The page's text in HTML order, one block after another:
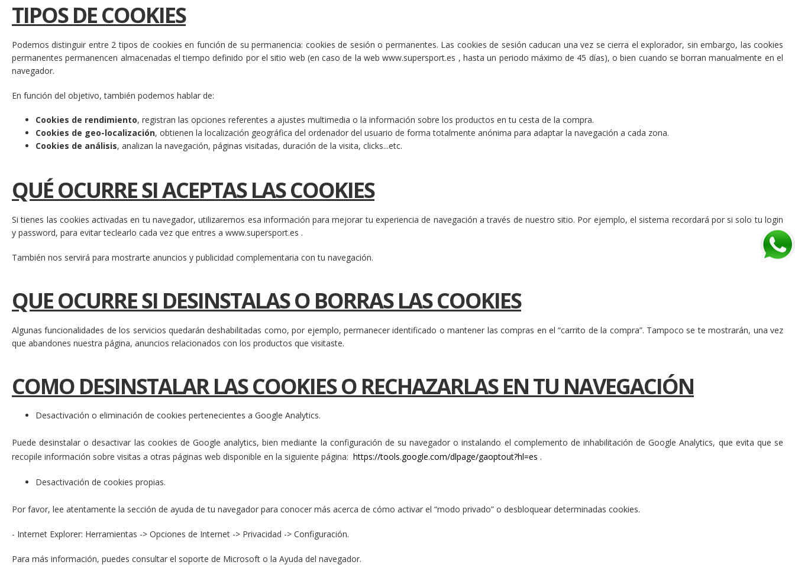
TIPOS DE COOKIES
Podemos distinguir entre 2 tipos de cookies en función de su permanencia: cookies de sesión o permanentes. Las cookies de sesión caducan una vez se cierra el explorador, sin embargo, las cookies
permanentes permanencen almacenadas el tiempo definido por el sitio web (en caso de la web www.supersport.es , hasta un periodo máximo de 45 días), o bien cuando se borran manualmente en el
navegador.
En función del objetivo, también podemos hablar de:
Cookies de rendimiento, registran las opciones referentes a ajustes multimedia o la información sobre los productos en tu cesta de la compra.
Cookies de geo-localización, obtienen la localización geográfica del ordenador del usuario de forma totalmente anónima para adaptar la navegación a cada zona.
Cookies de análisis, analizan la navegación, páginas visitadas, duración de la visita, clicks...etc.
QUÉ OCURRE SI ACEPTAS LAS COOKIES
Si tienes las cookies activadas en tu navegador, utilizaremos esa información para mejorar tu experiencia de navegación a través de nuestro sitio. Por ejemplo, el sistema recordará por si solo tu login
y password, para evitar teclearlo cada vez que entres a www.supersport.es .
También nos servirá para mostrarte anuncios y publicidad complementaria con tu navegación.
QUE OCURRE SI DESINSTALAS O BORRAS LAS COOKIES
Algunas funcionalidades de los servicios quedarán deshabilitadas como, por ejemplo, permanecer identificado o mantener las compras en el “carrito de la compra”. Tampoco se te mostrarán, una vez
que abandones nuestra página, anuncios relacionados con los productos que visitaste.
COMO DESINSTALAR LAS COOKIES O RECHAZARLAS EN TU NAVEGACIÓN
Desactivación o eliminación de cookies pertenecientes a Google Analytics.
Puede desinstalar o desactivar las cookies de Google analytics, bien mediante la configuración de su navegador o instalando el complemento de inhabilitación de Google Analytics, que evita que se
recopile información sobre visitas a otras páginas web disponible en la siguiente página: https://tools.google.com/dlpage/gaoptout?hl=es .
Desactivación de cookies propias.
Por favor, lee atentamente la sección de ayuda de tu navegador para conocer más acerca de cómo activar el “modo privado” o desbloquear determinadas cookies.
- Internet Explorer: Herramientas -> Opciones de Internet -> Privacidad -> Configuración.
Para más información, puedes consultar el soporte de Microsoft o la Ayuda del navegador.